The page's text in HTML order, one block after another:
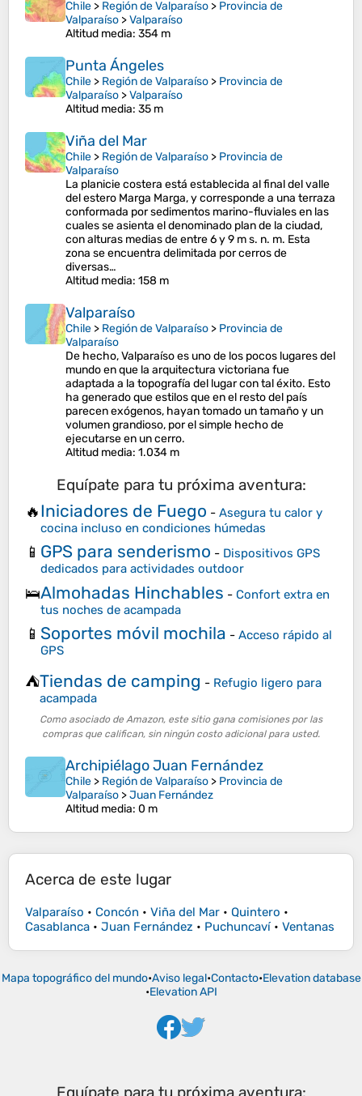
Chile > Región de Valparaíso > Provincia de
Valparaíso >Valparaíso
Altitud media: 354 m
Punta Ángeles
Chile > Región de Valparaíso > Provincia de
Valparaíso >Valparaíso
Altitud media: 35 m
Viña del Mar
Chile > Región de Valparaíso > Provincia de
Valparaíso
La planicie costera está establecida al final del valle
del estero Marga Marga, y corresponde a una terraza
conformada por sedimentos marino-fluviales en las
cuales se asienta el denominado plan de la ciudad,
con alturas medias de entre 6 y 9 m s. n. m. Esta
zona se encuentra delimitada por cerros de
diversas…
Altitud media: 158 m
Valparaíso
Chile > Región de Valparaíso > Provincia de
Valparaíso
De hecho, Valparaíso es uno de los pocos lugares del
mundo en que la arquitectura victoriana fue
adaptada a la topografía del lugar con tal éxito. Esto
ha generado que estilos que en el resto del país
parecen exógenos, hayan tomado un tamaño y un
volumen grandioso, por el simple hecho de
ejecutarse en un cerro.
Altitud media: 1.034 m
Equípate para tu próxima aventura:
🔥Iniciadores de Fuego - Asegura tu calor y
cocina incluso en condiciones húmedas
📱 GPS para senderismo - Dispositivos GPS
dedicados para actividades outdoor
🛌Almohadas Hinchables - Confort extra en
tus noches de acampada
📱 Soportes móvil mochila - Acceso rápido al
GPS
⛺Tiendas de camping - Refugio ligero para
acampada
Como asociado de Amazon, este sitio gana comisiones por las
compras que califican, sin ningún costo adicional para usted.
Archipiélago Juan Fernández
Chile > Región de Valparaíso > Provincia de
Valparaíso >Juan Fernández
Altitud media: 0 m
Acerca de este lugar
Valparaíso • Concón • Viña del Mar • Quintero •
Casablanca • Juan Fernández • Puchuncaví• Ventanas
Mapa topográfico del mundo•Aviso legal•Contacto•Elevation database
•Elevation API